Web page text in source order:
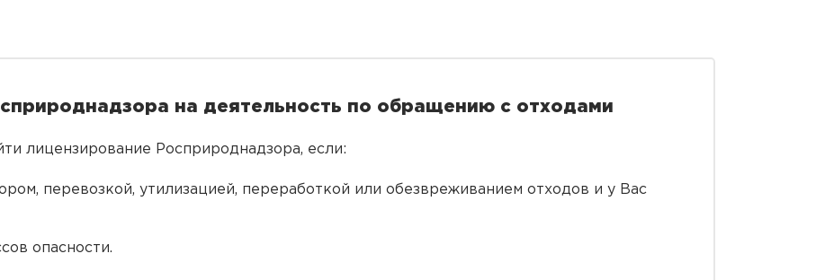
на деятельность по обращению с отходами
лицензирование Росприроднадзора, если:
перевозкой, утилизацией, переработкой или обезвреживанием отходов и у Вас
опасности.